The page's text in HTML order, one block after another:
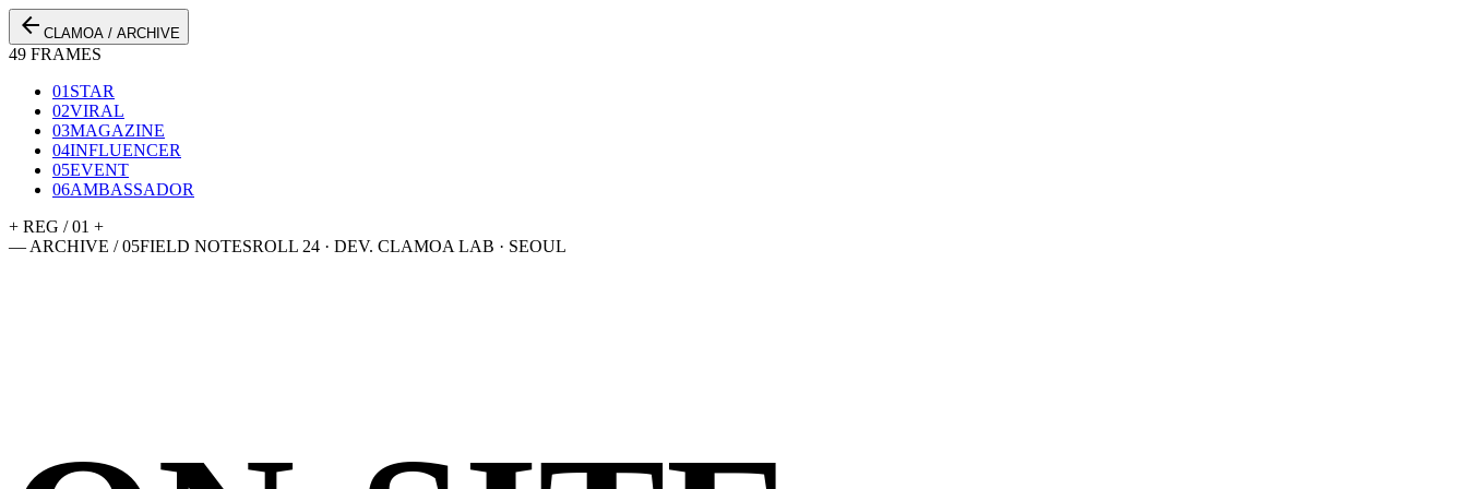
arrow_back CLAMOA / ARCHIVE
49 FRAMES
01 STAR
02VIRAL
03MAGAZINE
04INFLUENCER
05EVENT
06AMBASSADOR
+ REG / 01 +
— ARCHIVE / 05FIELD NOTESROLL 24 · DEV. CLAMOA LAB · SEOUL